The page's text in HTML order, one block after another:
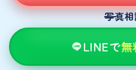
写真
LINEで